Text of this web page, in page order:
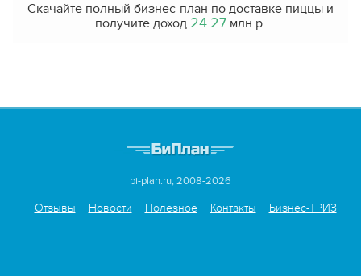
Скачайте полный бизнес-план по доставке пиццы и
получите доход 24.27 млн.р.
bi-plan.ru, 2008-2026
Отзывы Новости Полезное Контакты Бизнес-ТРИЗ